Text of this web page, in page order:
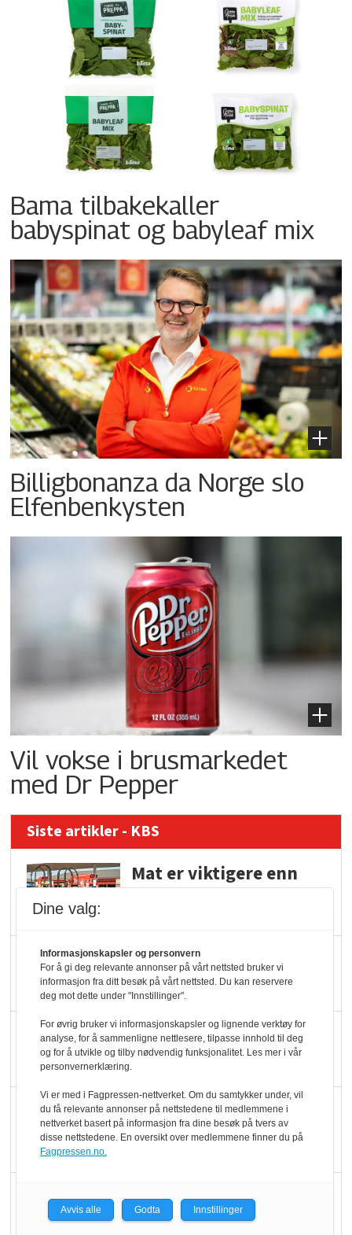
Bama tilbakekaller
babyspinat og babyleaf mix
Billigbonanza da Norge slo
Elfenbenkysten
Vil vokse i brusmarkedet
med Dr Pepper
Siste artikler - KBS
Mat er viktigere enn
pris når elbilister
Ti bensinstasjoner
legger ned hver måned
Potetball, kylling og 98
oktan
KBS-bransjen i
endring: Stadig større
Vokser med ferdigmat
i dagligvare
Dine valg:
Informasjonskapsler og personvern
For å gi deg relevante annonser på vårt nettsted bruker vi
informasjon fra ditt besøk på vårt nettsted. Du kan reservere
deg mot dette under "Innstillinger".
For øvrig bruker vi informasjonskapsler og lignende verktøy for
analyse, for å sammenligne nettlesere, tilpasse innhold til deg
og for å utvikle og tilby nødvendig funksjonalitet. Les mer i vår
personvernerklæring.
Vi er med i Fagpressen-nettverket. Om du samtykker under, vil
du få relevante annonser på nettstedene til medlemmene i
nettverket basert på informasjon fra dine besøk på tvers av
disse nettstedene. En oversikt over medlemmene finner du på
Fagpressen.no.
Avvis alle Godta Innstillinger